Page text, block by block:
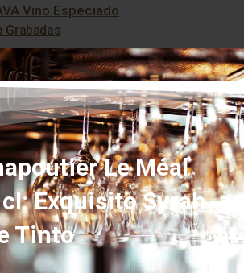
Vino Especiado
Grabadas
Le Méal
Exquisito Syrah
Tinto